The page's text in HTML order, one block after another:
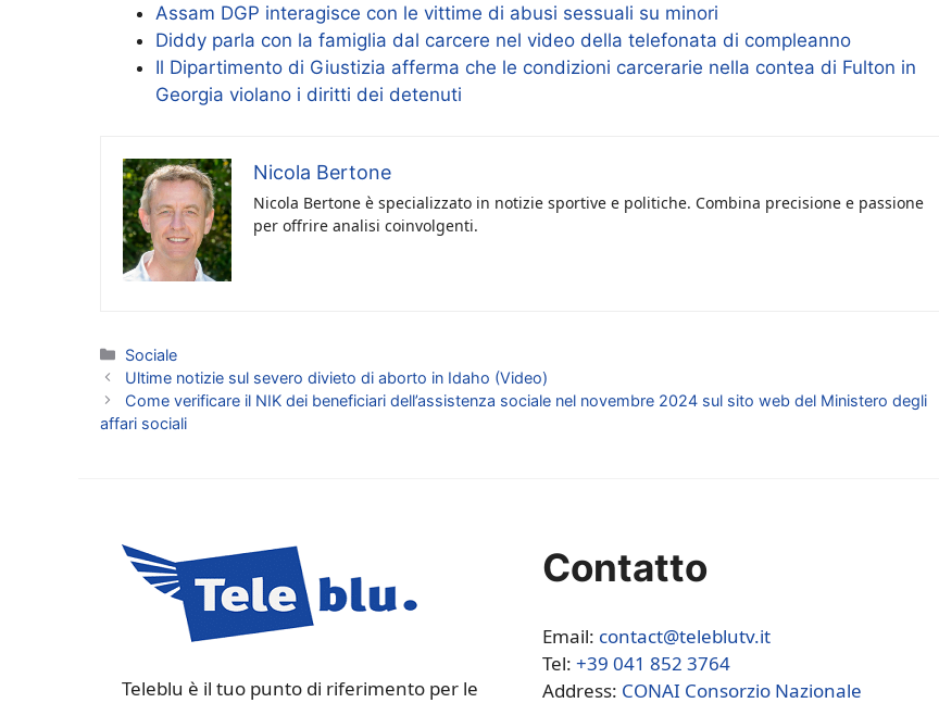
Assam DGP interagisce con le vittime di abusi sessuali su minori
Diddy parla con la famiglia dal carcere nel video della telefonata di compleanno
Il Dipartimento di Giustizia afferma che le condizioni carcerarie nella contea di Fulton in
Georgia violano i diritti dei detenuti
Nicola Bertone
Nicola Bertone è specializzato in notizie sportive e politiche. Combina precisione e passione
per offrire analisi coinvolgenti.
Categorie
Sociale
Ultime notizie sul severo divieto di aborto in Idaho (Video)
Come verificare il NIK dei beneficiari dell’assistenza sociale nel novembre 2024 sul sito web del Ministero degli
affari sociali
Teleblu è il tuo punto di riferimento per le
Contatto
Email: contact@teleblutv.it
Tel: +39 041 852 3764
Address: CONAI Consorzio Nazionale